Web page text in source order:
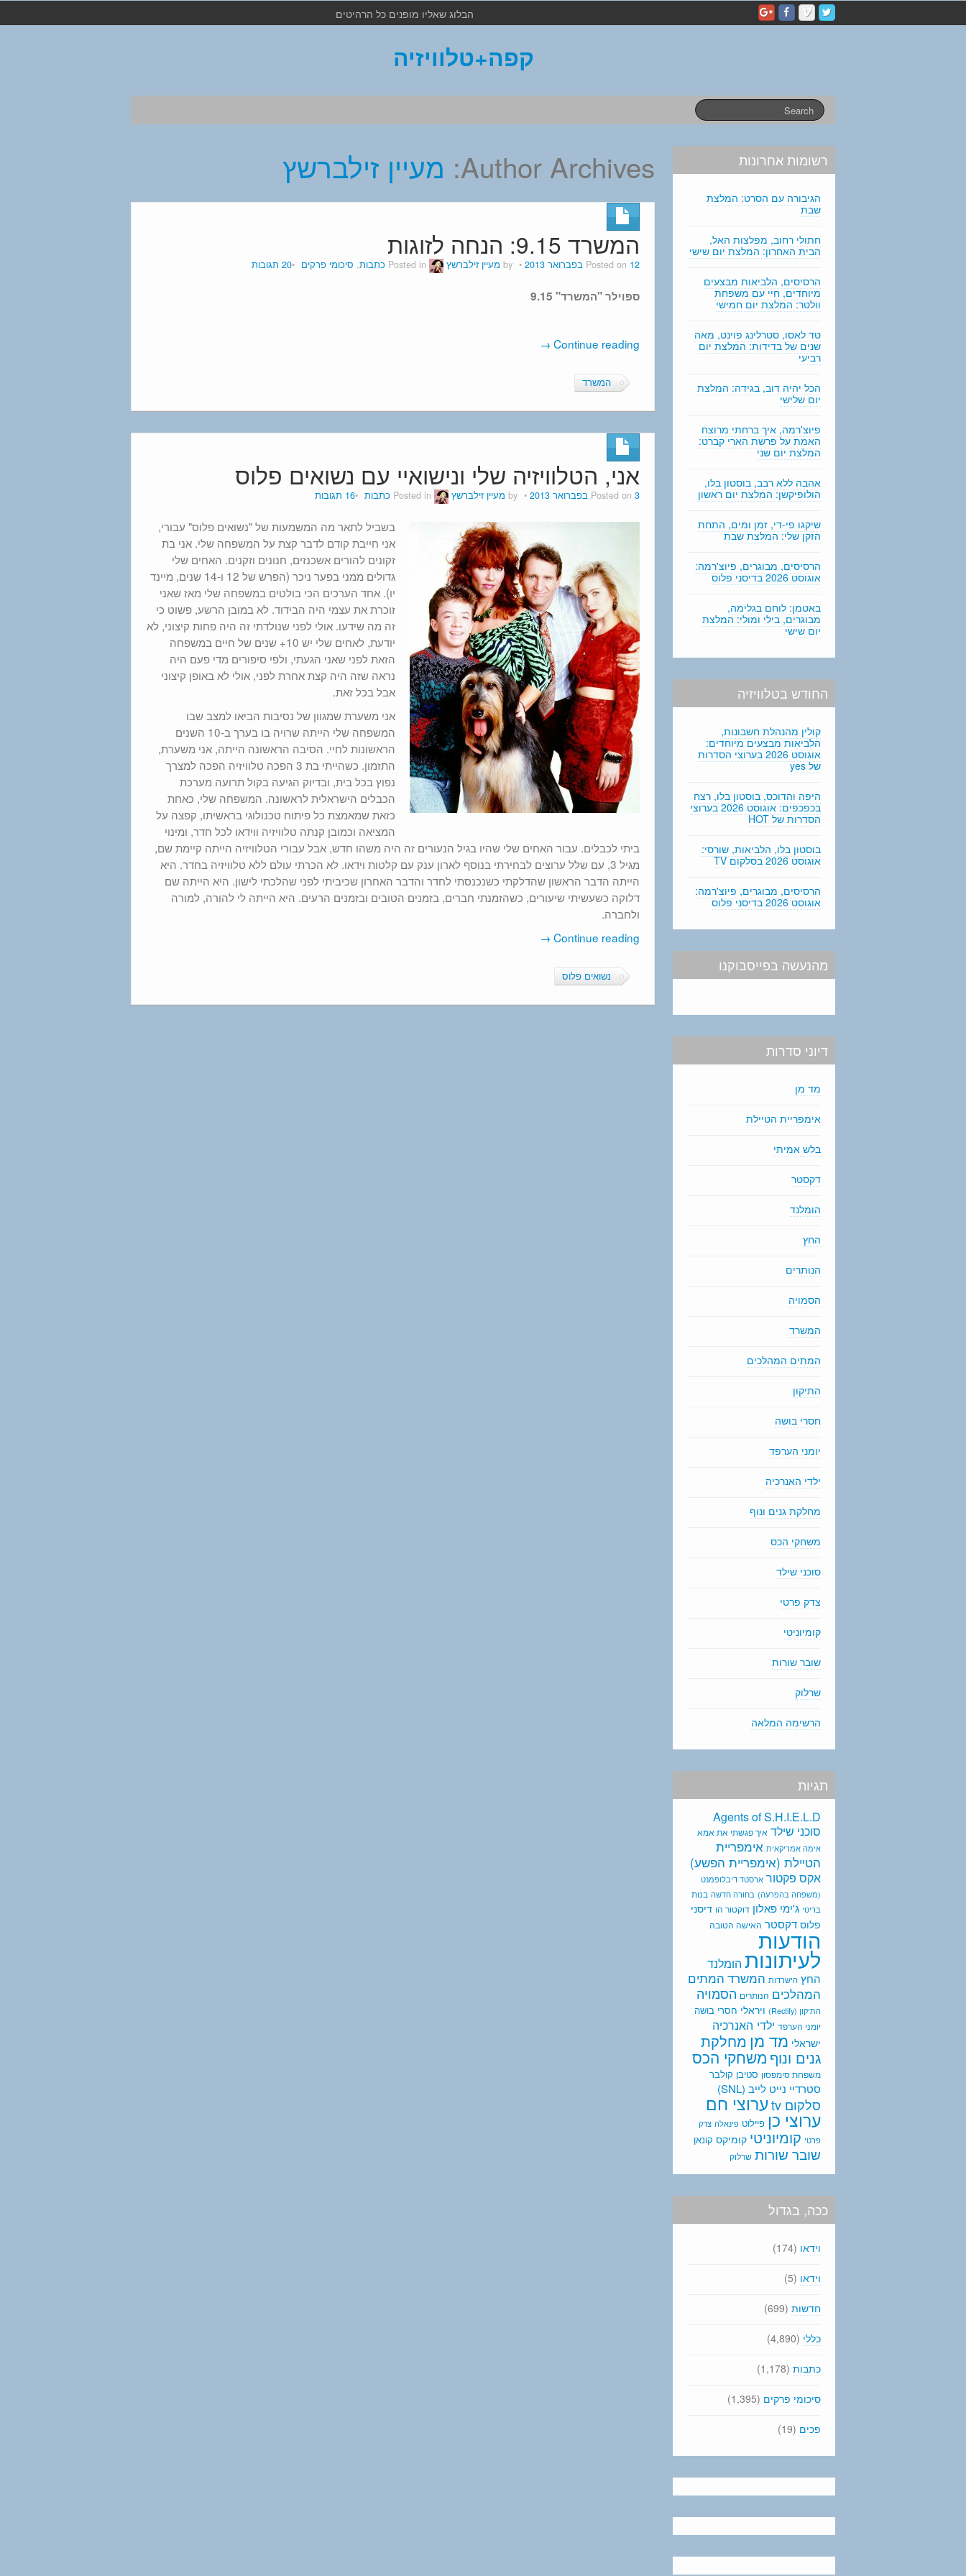
e
הבלוג שאליו מופנים כל הרהיטים
קפה+טלוויזיה
Author Archives: מעיין זילברשץ
המשרד 9.15: הנחה לזוגות
Posted on 12 בפברואר 2013 by מעיין זילברשץ Posted in כתבות, סיכומי פרקים 20 תגובות
ספוילר "המשרד" 9.15
Continue reading
→
המשרד
אני, הטלוויזיה שלי ונישואיי עם נשואים פלוס
Posted on 3 בפברואר 2013 by מעיין זילברשץ Posted in כתבות 16 תגובות
בשביל לתאר מה המשמעות של "נשואים פלוס" עבורי,
אני חייבת קודם לדבר קצת על המשפחה שלי. אני בת
זקונים להורים אשכנזים, חנונים וזקנים. האחים שלי
גדולים ממני בפער ניכר (הפרש של 12 ו-14 שנים, מיינד
יו). אחד הערכים הכי בולטים במשפחה שלי מאז שאני
זוכרת את עצמי היה הבידוד. לא במובן הרשע, פשוט כי
זה מה שידעו. אולי לפני שנולדתי זה היה פחות קיצוני, לא
יודעת, לאחים שלי יש 10+ שנים של חיים במשפחה
הזאת לפני שאני הגעתי, ולפי סיפורים מדי פעם היה
נראה שזה היה קצת אחרת לפני, אולי לא באופן קיצוני
אבל בכל זאת.
אני משערת שמגוון של נסיבות הביאו למצב שבו
המשפחה שלי הייתה שרויה בו בערך ב-10 השנים
הראשונות לחיי. הסיבה הראשונה הייתה, אני משערת,
התזמון. כשהייתי בת 3 הפכה טלוויזיה הפכה למצרך
נפוץ בכל בית, ובדיוק הגיעה בקול תרועה מערכת
הכבלים הישראלית לראשונה. המשפחה שלי, כאחת
כזאת שמאמצת כל פיתוח טכנולוגי בראשיתו, קפצה על
המציאה וכמובן קנתה טלוויזיה ווידאו לכל חדר, ומינוי
ביתי לכבלים. עבור האחים שלי שהיו בגיל הנעורים זה היה משהו חדש, אבל עבורי הטלוויזיה הייתה קיימת שם,
מגיל 3, עם שלל ערוצים לבחירתי בנוסף לארון ענק עם קלטות וידאו. לא הכרתי עולם ללא טלוויזיה בחדר. היא
הייתה הדבר הראשון שהדלקתי כשנכנסתי לחדר והדבר האחרון שכיביתי לפני שהלכתי לישון. היא הייתה שם
דלוקה כשעשיתי שיעורים, כשהזמנתי חברים, בזמנים הטובים ובזמנים הרעים. היא הייתה לי להורה, למורה
ולחברה.
Continue reading
→
נשואים פלוס
רשומות אחרונות
הגיבורה עם הסרט: המלצת
שבת
חתולי רחוב, מפלצות האל,
הבית האחרון: המלצת יום שישי
הרסיסים, הלביאות מבצעים
מיוחדים, חיי עם משפחת
וולטר: המלצת יום חמישי
טד לאסו, סטרלינג פוינט, מאה
שנים של בדידות: המלצת יום
רביעי
הכל יהיה דוב, בגידה: המלצת
יום שלישי
פיוצ'רמה, איך ברחתי מרוצח
האמת על פרשת הארי קברט:
המלצת יום שני
אהבה ללא רבב, בוסטון בלו,
הולופיקשן: המלצת יום ראשון
שיקגו פי-די, זמן ומים, התחת
הזקן שלי: המלצת שבת
הרסיסים, מבוגרים, פיוצ'רמה:
אוגוסט 2026 בדיסני פלוס
באטמן: לוחם בגלימה,
מבוגרים, בילי ומולי: המלצת
יום שישי
החודש בטלוויזיה
קולין מהנהלת חשבונות,
הלביאות מבצעים מיוחדים:
אוגוסט 2026 בערוצי הסדרות
של yes
היפה והדוכס, בוסטון בלו, רצח
בכפכפים: אוגוסט 2026 בערוצי
הסדרות של HOT
בוסטון בלו, הלביאות, שורסי:
אוגוסט 2026 בסלקום TV
הרסיסים, מבוגרים, פיוצ'רמה:
אוגוסט 2026 בדיסני פלוס
מהנעשה בפייסבוקנו
דיוני סדרות
מד מן
אימפריית הטיילת
בלש אמיתי
דקסטר
הומלנד
החץ
הנותרים
הסמויה
המשרד
המתים המהלכים
התיקון
חסרי בושה
יומני הערפד
ילדי האנרכיה
מחלקת גנים ונוף
משחקי הכס
סוכני שילד
צדק פרטי
קומיוניטי
שובר שורות
שרלוק
הרשימה המלאה
תגיות
Agents of S.H.I.E.L.D
סוכני שילד איך פגשתי את אמא
אימה אמריקאית אימפריית
הטיילת (אימפריית הפשע)
אקס פקטור ארסטד דיבלופמנט
(משפחה בהפרעה) בחורה חדשה בנות
בריטי ג'ימי פאלון דוקטור הו דיסני
פלוס דקסטר האישה הטובההודעות
לעיתונות הומלנד
החץ הישרדות המשרד המתים
המהלכים הנותרים הסמויה
התיקון (Rectify) ויראלי חסרי בושה
יומני הערפד ילדי האנרכיה
ישראלי מד מן מחלקת
גנים ונוף משחקי הכס
משפחת סימפסון סטיבן קולבר
סטרדיי נייט לייב (SNL)
סלקום tv ערוצי חם
ערוצי כן פיילוט פינאלה צדק
פרטי קומיוניטי קומיקס קונאן
שובר שורות שרלוק
ככה, בגדול
וידאו (174)
וידאו (5)
חדשות (699)
כללי (4,890)
כתבות (1,178)
סיכומי פרקים (1,395)
פכים (19)